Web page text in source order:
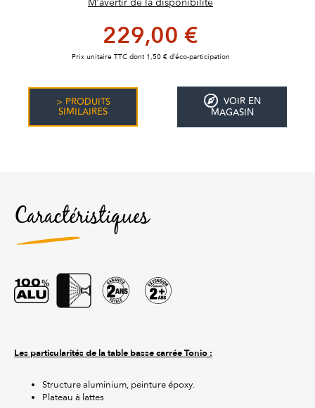
M'avertir de la disponibilité
229,00 €
Prix unitaire TTC dont 1,50 € d’éco-participation
> PRODUITS
SIMILAIRES
VOIR EN
MAGASIN
Caractéristiques
Les particularités de la table basse carrée Tonio :
Structure aluminium, peinture époxy.
Plateau à lattes